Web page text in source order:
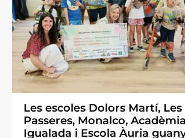
Les escoles Dolors Martí, Les
Passeres, Monalco, Acadèmia
Igualada i Escola Àuria